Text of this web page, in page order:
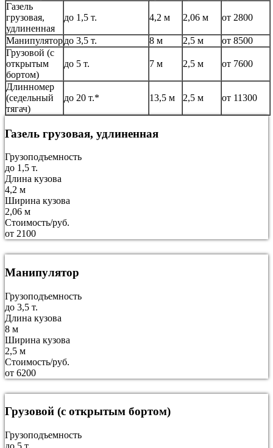
Газель
грузовая,
удлиненная
до 1,5 т. 4,2 м 2,06 м от 2800
Манипулятордо 3,5 т. 8 м 2,5 м
от 8500
Грузовой (с
открытым
бортом)
до 5 т. 7 м 2,5 м от 7600
Длинномер
(седельный
тягач)
до 20 т.* 13,5 м 2,5 м от 11300
Газель грузовая, удлиненная
Грузоподъемность
до 1,5 т.
Длина кузова
4,2 м
Ширина кузова
2,06 м
Стоимость/руб.
от 2100
Манипулятор
Грузоподъемность
до 3,5 т.
Длина кузова
8 м
Ширина кузова
2,5 м
Стоимость/руб.
от 6200
Грузовой (с открытым бортом)
Грузоподъемность